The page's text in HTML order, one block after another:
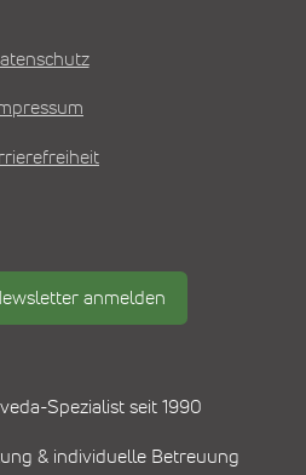
anmelden
Spezialist seit 1990
& individuelle Betreuung